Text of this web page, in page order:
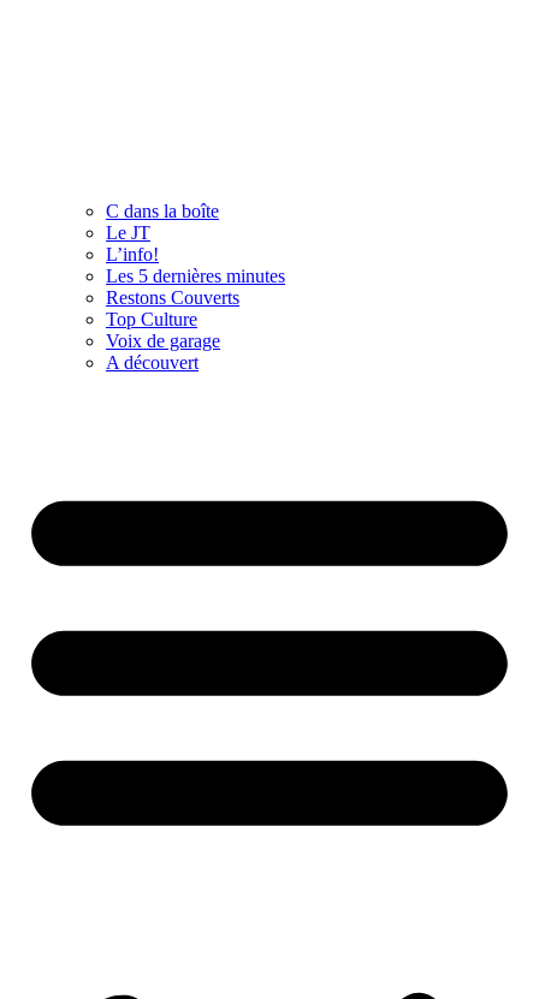
C dans la boîte
Le JT
L’info!
Les 5 dernières minutes
Restons Couverts
Top Culture
Voix de garage
A découvert